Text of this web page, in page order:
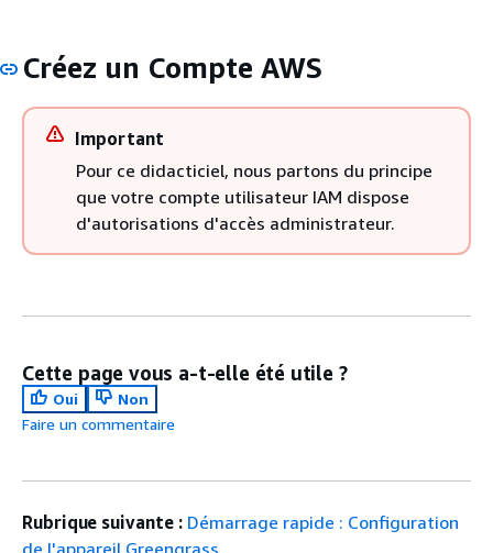
Créez un Compte AWS
Important
Pour ce didacticiel, nous partons du principe
que votre compte utilisateur IAM dispose
d'autorisations d'accès administrateur.
Cette page vous a-t-elle été utile ?
Oui
Non
Faire un commentaire
Rubrique suivante : Démarrage rapide : Configuration
de l'appareil Greengrass